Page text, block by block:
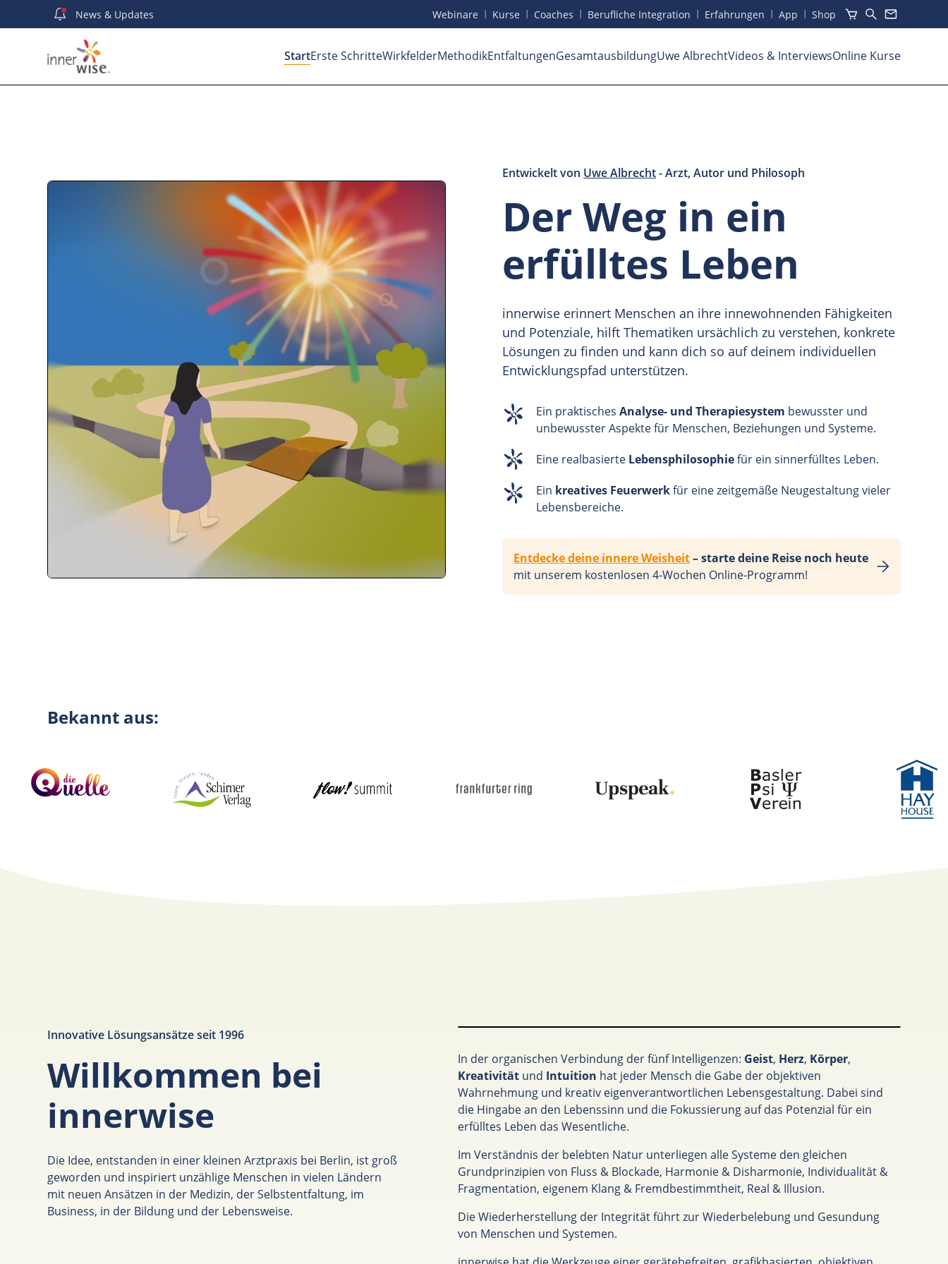
News & Updates Webinare I Kurse I Coaches I Berufliche Integration I Erfahrungen I App I Shop
StartErste SchritteWirkfelderMethodikEntfaltungenGesamtausbildungUwe AlbrechtVideos & InterviewsOnline Kurse
Entwickelt von Uwe Albrecht- Arzt, Autor und Philosoph
Der Weg in ein
erfülltes Leben
innerwise erinnert Menschen an ihre innewohnenden Fähigkeiten
und Potenziale, hilft Thematiken ursächlich zu verstehen, konkrete
Lösungen zu finden und kann dich so auf deinem individuellen
Entwicklungspfad unterstützen.
Ein praktisches Analyse- und Therapiesystem bewusster und
unbewusster Aspekte für Menschen, Beziehungen und Systeme.
Eine realbasierte Lebensphilosophiefür ein sinnerfülltes Leben.
Ein kreatives Feuerwerkfür eine zeitgemäße Neugestaltung vieler
Lebensbereiche.
Entdecke deine innere Weisheit– starte deine Reise noch heute
mit unserem kostenlosen 4-Wochen Online-Programm!
Bekannt aus:
Innovative Lösungsansätze seit 1996
Willkommen bei
innerwise
Die Idee, entstanden in einer kleinen Arztpraxis bei Berlin, ist groß
geworden und inspiriert unzählige Menschen in vielen Ländern
mit neuen Ansätzen in der Medizin, der Selbstentfaltung, im
Business, in der Bildung und der Lebensweise.
In der organischen Verbindung der fünf Intelligenzen: Geist, Herz, Körper,
Kreativität und Intuition hat jeder Mensch die Gabe der objektiven
Wahrnehmung und kreativ eigenverantwortlichen Lebensgestaltung. Dabei sind
die Hingabe an den Lebenssinn und die Fokussierung auf das Potenzial für ein
erfülltes Leben das Wesentliche.
Im Verständnis der belebten Natur unterliegen alle Systeme den gleichen
Grundprinzipien von Fluss & Blockade, Harmonie & Disharmonie, Individualität &
Fragmentation, eigenem Klang & Fremdbestimmtheit, Real & Illusion.
Die Wiederherstellung der Integrität führt zur Wiederbelebung und Gesundung
von Menschen und Systemen.